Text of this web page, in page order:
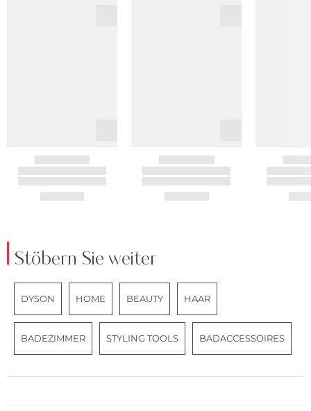
Stöbern Sie weiter
DYSON HOME BEAUTY HAAR
BADEZIMMER STYLING TOOLS BADACCESSOIRES